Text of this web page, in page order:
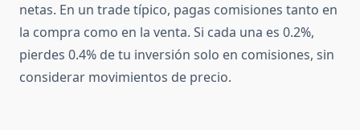
netas. En un trade típico, pagas comisiones tanto en
la compra como en la venta. Si cada una es 0.2%,
pierdes 0.4% de tu inversión solo en comisiones, sin
considerar movimientos de precio.